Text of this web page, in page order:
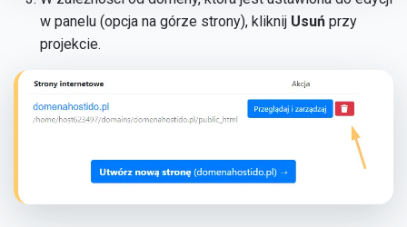
w panelu (opcja na górze strony), kliknij Usuń przy
projekcie.